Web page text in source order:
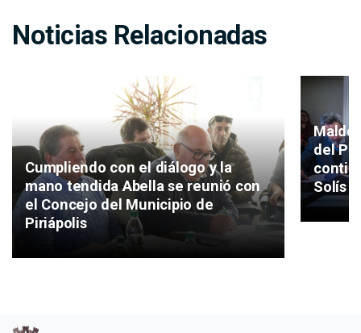
Noticias Relacionadas
Cumpliendo con el diálogo y la
mano tendida Abella se reunió con
el Concejo del Municipio de
Piriápolis
del
Solís